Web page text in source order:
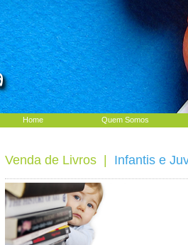
Home Quem Somos
Venda de Livros Infantis e